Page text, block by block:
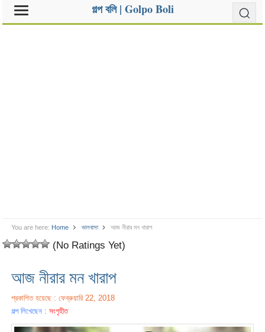
গল্প বলি | Golpo Boli
You are here: Home ভালবাসা আজ নীরার মন খারাপ
(No Ratings Yet)
আজ নীরার মন খারাপ
প্রকাশিত হয়েছে : ফেব্রুয়ারি 22, 2018
গল্প লিখেছেন :সংগৃহীত